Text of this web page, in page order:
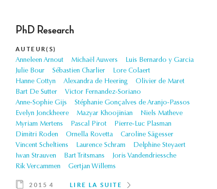
PhD Research
AUTEUR(S)
Anneleen Arnout Michaël Auwers
Luis Bernardo y Garcia
Julie Bour
Sébastien Charlier
Lore Colaert
Hanne Cottyn
Alexandra de Heering
Olivier de Maret
Bart De Sutter
Victor Fernandez-Soriano
Anne-Sophie Gijs
Stéphanie Gonçalves de Aranjo-Passos
Evelyn Jonckheere
Mazyar Khoojinian
Niels Matheve
Myriam Mertens
Pascal Pirot
Pierre-Luc Plasman
Dimitri Roden
Ornella Rovetta
Caroline Sägesser
Vincent Scheltiens
Laurence Schram
Delphine Steyaert
Iwan Strauven
Bart Tritsmans
Joris Vandendriessche
Rik Vercammen
Gertjan Willems
2015 4 LIRE LA SUITE